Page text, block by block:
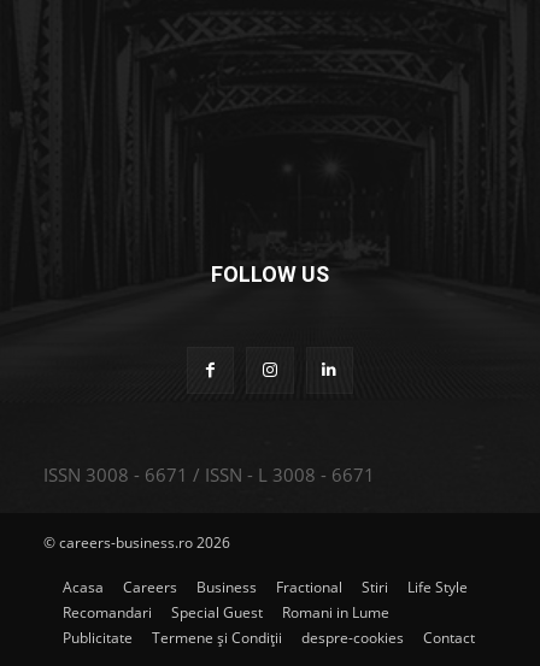
FOLLOW US
ISSN 3008 - 6671 / ISSN - L 3008 - 6671
© careers-business.ro 2026
Acasa Careers Business Fractional Stiri
Life Style
Recomandari
Special Guest
Romani in Lume
Publicitate
Termene și Condiții despre-cookies Contact